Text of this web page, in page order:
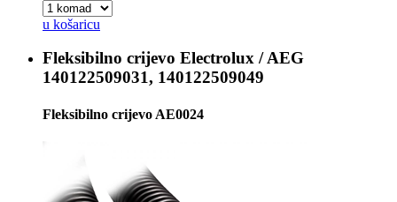
u košaricu
Fleksibilno crijevo Electrolux / AEG
140122509031, 140122509049
Fleksibilno crijevo AE0024